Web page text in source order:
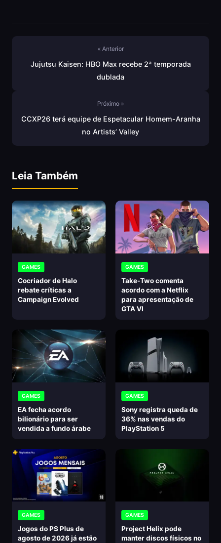
« Anterior
Jujutsu Kaisen: HBO Max recebe 2ª temporada
dublada
Próximo »
CCXP26 terá equipe de Espetacular Homem-Aranha
no Artists’ Valley
Leia Também
GAMES
Cocriador de Halo
rebate críticas a
Campaign Evolved
GAMES
Take-Two comenta
acordo com a Netflix
para apresentação de
GTA VI
GAMES
EA fecha acordo
bilionário para ser
vendida a fundo árabe
GAMES
Sony registra queda de
36% nas vendas do
PlayStation 5
GAMES
Jogos do PS Plus de
agosto de 2026 já estão
GAMES
Project Helix pode
manter discos físicos no